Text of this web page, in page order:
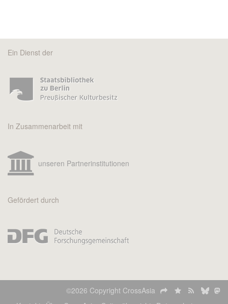
Ein Dienst der
In Zusammenarbeit mit
unseren Partnerinstitutionen
Gefördert durch
©2026 Copyright CrossAsia